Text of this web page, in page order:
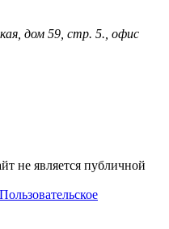
дом 59, стр. 5., офис
не является публичной
Пользовательское